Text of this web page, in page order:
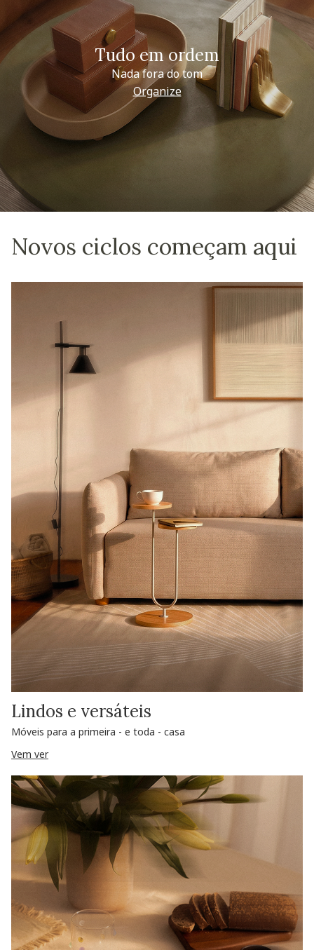
Tudo em ordem
Nada fora do tom
Organize
Novos ciclos começam aqui
Lindos e versáteis
Móveis para a primeira - e toda - casa
Vem ver